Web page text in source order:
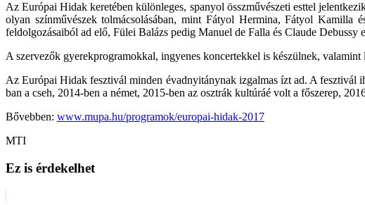
Az Európai Hidak keretében különleges, spanyol összművészeti esttel
olyan színművészek tolmácsolásában, mint Fátyol Hermina, Fátyol
feldolgozásaiból ad elő, Fülei Balázs pedig Manuel de Falla és Claude Debussy
A szervezők gyerekprogramokkal, ingyenes koncertekkel is készülnek,
Az Európai Hidak fesztivál minden évadnyitánynak izgalmas ízt ad. A
ban a cseh, 2014-ben a német, 2015-ben az osztrák kultúráé volt a főszerep,
Bővebben: www.mupa.hu/programok/europai-hidak-2017
MTI
Ez is érdekelhet